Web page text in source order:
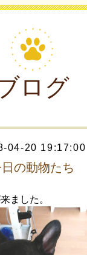
ログ
04-20 19:17:00
の動物たち
ました。